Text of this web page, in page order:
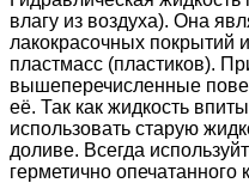
влагу из воздуха). Она
лакокрасочных покрытий
пластмасс (пластиков).
вышеперечисленные
её. Так как жидкость
использовать старую
доливе. Всегда
герметично опечатанного